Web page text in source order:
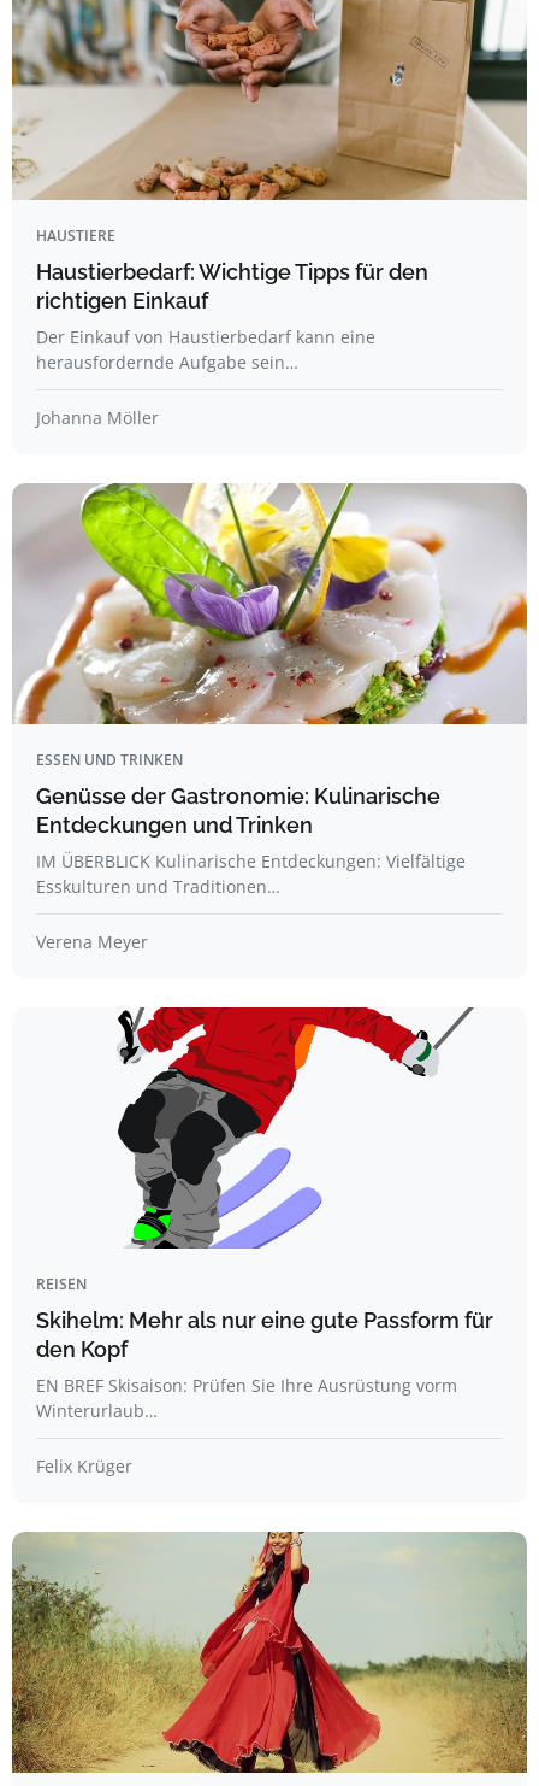
HAUSTIERE
Haustierbedarf: Wichtige Tipps für den
richtigen Einkauf
Der Einkauf von Haustierbedarf kann eine
herausfordernde Aufgabe sein…
Johanna Möller
ESSEN UND TRINKEN
Genüsse der Gastronomie: Kulinarische
Entdeckungen und Trinken
IM ÜBERBLICK Kulinarische Entdeckungen: Vielfältige
Esskulturen und Traditionen…
Verena Meyer
REISEN
Skihelm: Mehr als nur eine gute Passform für
den Kopf
EN BREF Skisaison: Prüfen Sie Ihre Ausrüstung vorm
Winterurlaub…
Felix Krüger